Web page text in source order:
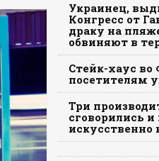
Украинец,
Конгресс от
драку на
обвиняют в
Стейк-хаус
посетителям
Три
сговорились и
искусственно